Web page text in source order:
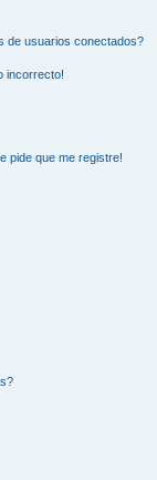
de usuarios conectados?
incorrecto!
pide que me registre!